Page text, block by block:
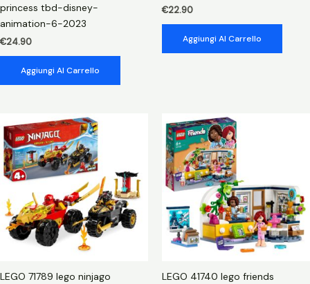
princess tbd-disney-
animation-6-2023
€24.90
Aggiungi Al Carrello
€22.90
Aggiungi Al Carrello
LEGO 71789 lego ninjago
LEGO 41740 lego friends